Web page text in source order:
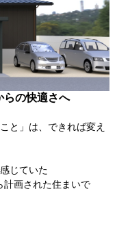
らの快適さへ
と」は、できれば変え
じていた
計画された住まいで